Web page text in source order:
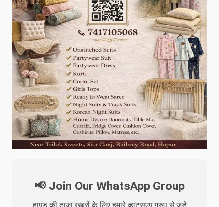
📢 Join Our WhatsApp Group
हापुड़ की ताजा खबरों के लिए हमारे व्हाट्सएप ग्रुप से जुड़े